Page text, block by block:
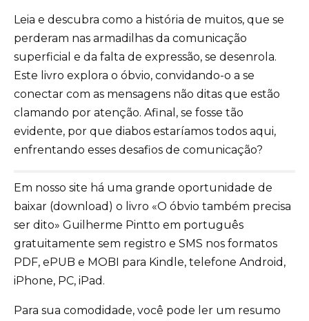
Leia e descubra como a história de muitos, que se
perderam nas armadilhas da comunicação
superficial e da falta de expressão, se desenrola.
Este livro explora o óbvio, convidando-o a se
conectar com as mensagens não ditas que estão
clamando por atenção. Afinal, se fosse tão
evidente, por que diabos estaríamos todos aqui,
enfrentando esses desafios de comunicação?
Em nosso site há uma grande oportunidade de
baixar (download) o livro «O óbvio também precisa
ser dito» Guilherme Pintto em português
gratuitamente sem registro e SMS nos formatos
PDF, ePUB e MOBI para Kindle, telefone Android,
iPhone, PC, iPad.
Para sua comodidade, você pode ler um resumo